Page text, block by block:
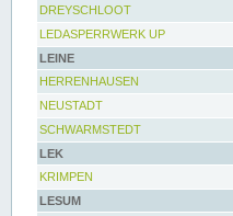
DREYSCHLOOT
LEDASPERRWERK UP
LEINE
HERRENHAUSEN
NEUSTADT
SCHWARMSTEDT
LEK
KRIMPEN
LESUM